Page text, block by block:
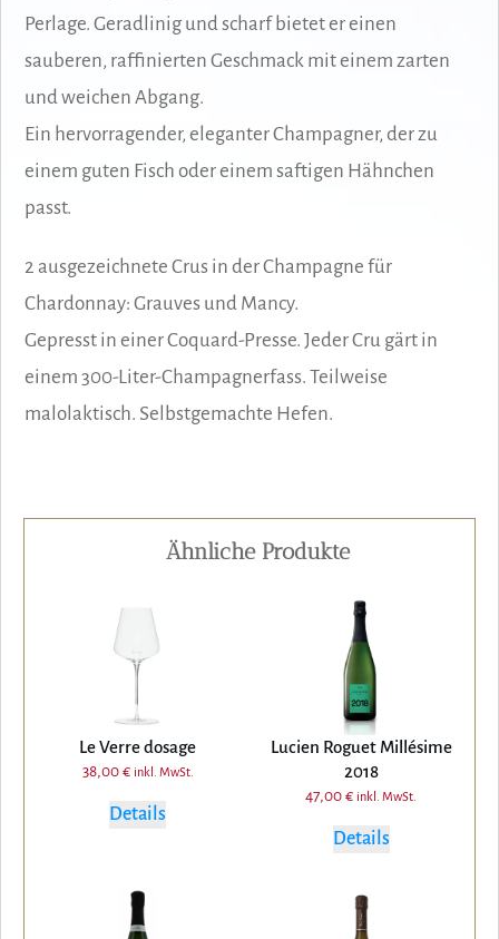
Perlage. Geradlinig und scharf bietet er einen
sauberen, raffinierten Geschmack mit einem zarten
und weichen Abgang.
Ein hervorragender, eleganter Champagner, der zu
einem guten Fisch oder einem saftigen Hähnchen
passt.
2 ausgezeichnete Crus in der Champagne für
Chardonnay: Grauves und Mancy.
Gepresst in einer Coquard-Presse. Jeder Cru gärt in
einem 300-Liter-Champagnerfass. Teilweise
malolaktisch. Selbstgemachte Hefen.
Ähnliche Produkte
Le Verre dosage
38,00 € inkl. MwSt.
Details
Lucien Roguet Millésime
2018
47,00€ inkl. MwSt.
Details